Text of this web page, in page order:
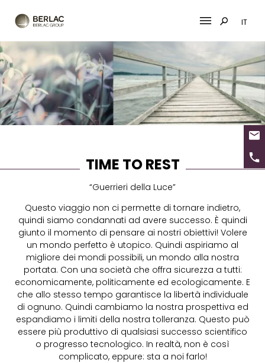
Skip
to
content
IT
TIME TO REST
“Guerrieri della Luce”
Questo viaggio non ci permette di tornare indietro,
quindi siamo condannati ad avere successo. È quindi
giunto il momento di pensare ai nostri obiettivi! Volere
un mondo perfetto è utopico. Quindi aspiriamo al
migliore dei mondi possibili, un mondo alla nostra
portata. Con una società che offra sicurezza a tutti:
economicamente, politicamente ed ecologicamente. E
che allo stesso tempo garantisce la libertà individuale
di ognuno. Quindi cambiamo la nostra prospettiva ed
espandiamo i limiti della nostra tolleranza. Questo può
essere più produttivo di qualsiasi successo scientifico
o progresso tecnologico. In realtà, non è così
complicato, eppure: sta a noi farlo!